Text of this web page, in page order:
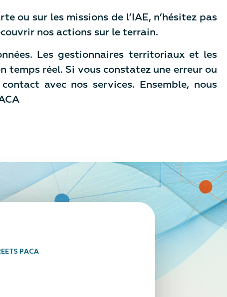
ou sur les missions de l’IAE, n’hésitez pas
nos actions sur le terrain.
Les gestionnaires territoriaux et les
temps réel. Si vous constatez une erreur ou
avec nos services. Ensemble, nous
PACA